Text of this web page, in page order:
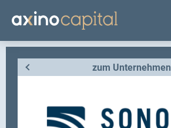
zum Unternehmen